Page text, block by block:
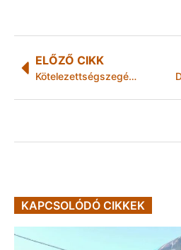
ELŐZŐ CIKK
Kötelezettségszegési eljárás Magyarország ellen
KAPCSOLÓDÓ CIKKEK